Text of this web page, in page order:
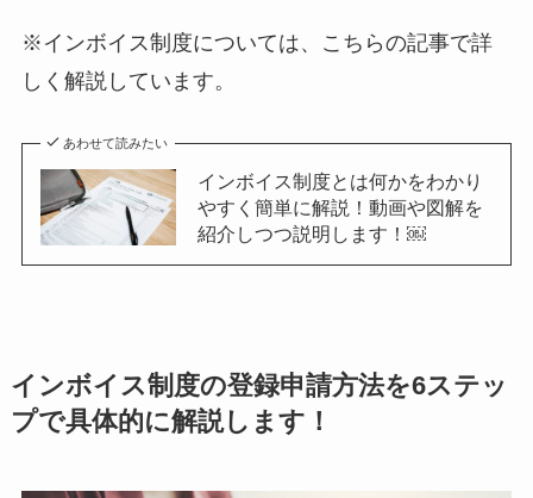
※インボイス制度については、こちらの記事で詳
しく解説しています。
あわせて読みたい
インボイス制度とは何かをわかり
やすく簡単に解説！動画や図解を
紹介しつつ説明します！￼
インボイス制度の登録申請方法を6ステッ
プで具体的に解説します！